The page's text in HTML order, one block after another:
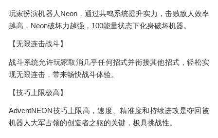
玩家扮演机器人Neon，通过共鸣系统提升实力，击败敌人效率
越高，Neon破坏力越强，100能量状态下化身破坏机器。
【无限连击战斗】
战斗系统允许玩家取消几乎任何招式并衔接其他招式，轻松实
现无限连击，带来畅快战斗体验。
【技巧上限极高】
AdventNEON技巧上限高，速度、精准度和持续进攻是夺回被
机器人大军占领的创造者之躯的关键，极具挑战性。